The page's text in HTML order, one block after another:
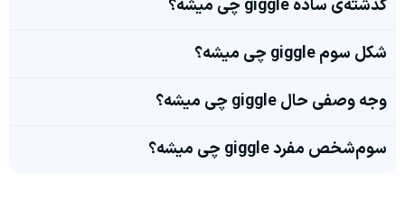
گذشته‌ی ساده giggle چی میشه؟
شکل سوم giggle چی میشه؟
وجه وصفی حال giggle چی میشه؟
سوم‌شخص مفرد giggle چی میشه؟